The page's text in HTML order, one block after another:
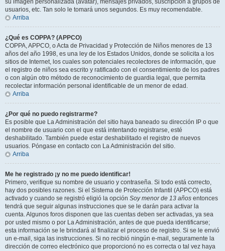
su imagen personalizada (avatar), mensajes privados, suscripción a grupos de
usuarios, etc. Tan solo le tomará unos segundos. Es muy recomendable.
Arriba
¿Qué es COPPA? (APPCO)
COPPA, APPCO, o Acta de Privacidad y Protección de Niños menores de 13
años del año 1998, es una ley de los Estados Unidos, donde se solicita a los
sitios de Internet, los cuales son potenciales recolectores de información, que
el registro de niños sea escrito y ratificado con el consentimiento de los padres
o con algún otro método de reconocimiento de guardia legal, que permita
recolectar información personal identificable de un menor de edad.
Arriba
¿Por qué no puedo registrarme?
Es posible que La Administración del sitio haya baneado su dirección IP o que
el nombre de usuario con el que está intentando registrarse, esté
deshabilitado. También puede estar deshabilitado el registro de nuevos
usuarios. Póngase en contacto con La Administración del sitio.
Arriba
Me he registrado ¡y no me puedo identificar!
Primero, verifique su nombre de usuario y contraseña. Si todo está correcto,
hay dos posibles razones. Si el Sistema de Protección Infantil (APPCO) está
activado y cuando se registró eligió la opción Soy menor de 13 años entonces
tendrá que seguir algunas instrucciones que se le darán para activar la
cuenta. Algunos foros disponen que las cuentas deben ser activadas, ya sea
por usted mismo o por La Administración, antes de que pueda identificarse;
esta información se le brindará al finalizar el proceso de registro. Si se le envió
un e-mail, siga las instrucciones. Si no recibió ningún e-mail, seguramente la
dirección de correo electrónico que proporcionó no es correcta o tal vez haya